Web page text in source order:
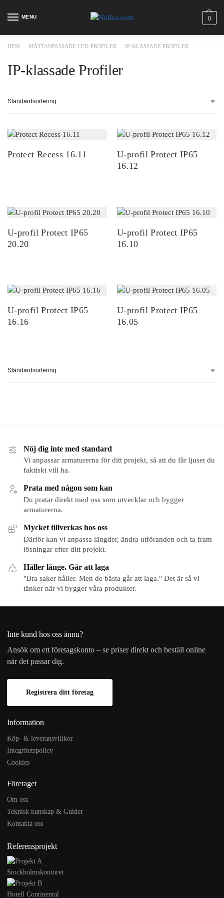
MENU 0
HEM MÅTTANPASSADE LED-PROFILER IP-KLASSADE PROFILER
IP-klassade Profiler
Protect Recess 16.11
U-profil Protect IP65
16.12
U-profil Protect IP65
20.20
U-profil Protect IP65
16.10
U-profil Protect IP65
16.16
U-profil Protect IP65
16.05
Nöj dig inte med standard
Vi anpassar armaturerna för ditt projekt, så att du får ljuset du
faktiskt vill ha.
Prata med någon som kan
Du pratar direkt med oss som utvecklar och bygger
armaturerna.
Mycket tillverkas hos oss
Därför kan vi anpassa längder, ändra utföranden och ta fram
lösningar efter ditt projekt.
Håller länge. Går att laga
"Bra saker håller. Men de bästa går att laga." Det är så vi
tänker när vi bygger våra produkter.
Inte kund hos oss ännu?
Ansök om ett företagskonto – se priser direkt och beställ online
när det passar dig.
Registrera ditt företag
Information
Köp- & leveransvillkor
Integritetspolicy
Cookies
Företaget
Om oss
Teknisk kunskap & Guider
Kontakta oss
Referensprojekt
Stockholmskontoret
Hotell Continental